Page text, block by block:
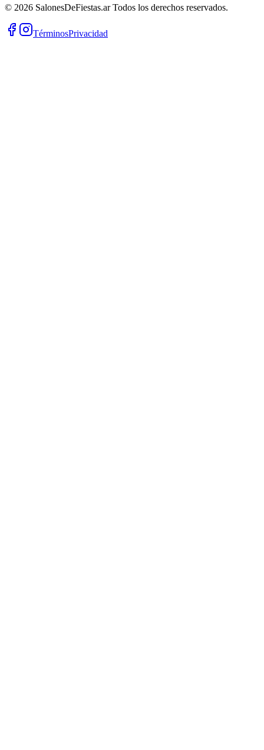
© 2026 SalonesDeFiestas.arTodos los derechos reservados.
TérminosPrivacidad